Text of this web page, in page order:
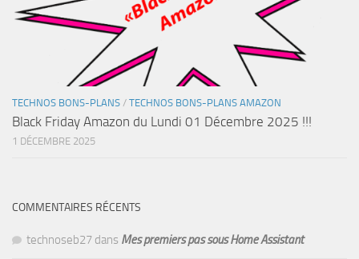
TECHNOS BONS-PLANS / TECHNOS BONS-PLANS AMAZON
Black Friday Amazon du Lundi 01 Décembre 2025 !!!
1 DÉCEMBRE 2025
COMMENTAIRES RÉCENTS
technoseb27 dans Mes premiers pas sous Home Assistant